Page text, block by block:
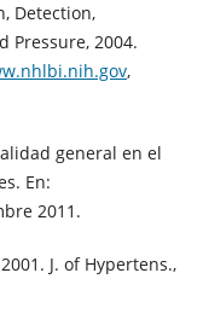
Detection,
Pressure, 2004.
,
general en el
En:
2011.
J. of Hypertens.,